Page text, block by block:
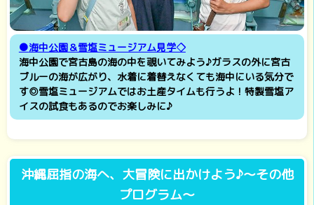
●海中公園＆雪塩ミュージアム見学◇
海中公園で宮古島の海の中を覗いてみよう♪ガラスの外に宮古
ブルーの海が広がり、水着に着替えなくても海中にいる気分で
す◎雪塩ミュージアムではお土産タイムも行うよ！特製雪塩ア
イスの試食もあるのでお楽しみに♪
沖縄屈指の海へ、大冒険に出かけよう♪～その他
プログラム～